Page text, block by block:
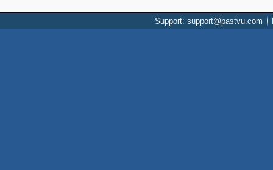
Support: support@pastvu.com